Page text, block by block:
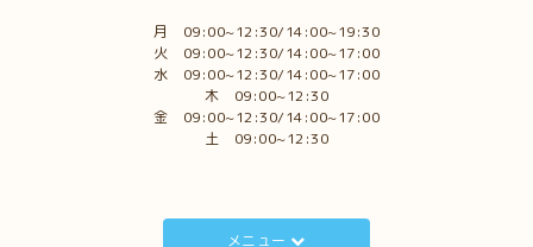
月 09:00~12:30/14:00~19:30
火 09:00~12:30/14:00~17:00
水 09:00~12:30/14:00~17:00
木 09:00~12:30
金 09:00~12:30/14:00~17:00
土 09:00~12:30
メニュー